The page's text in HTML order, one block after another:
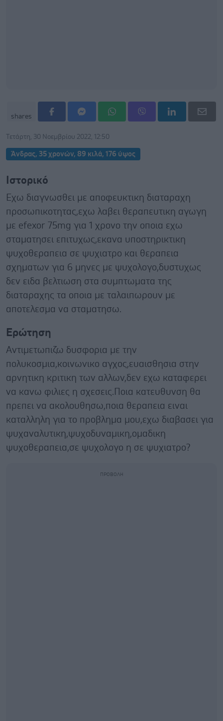
shares
Τετάρτη, 30 Νοεμβρίου 2022, 12:50
Άνδρας, 35 χρονών, 89 κιλά, 176 ύψος
Ιστορικό
Εχω διαγνωσθει με αποφευκτικη διαταραχη
προσωπικοτητας,εχω λαβει θεραπευτικη αγωγη
με efexor 75mg για 1 χρονο την οποια εχω
σταματησει επιτυχως,εκανα υποστηρικτικη
ψυχοθεραπεια σε ψυχιατρο και θεραπεια
σχηματων για 6 μηνες με ψυχολογο,δυστυχως
δεν ειδα βελτιωση στα συμπτωματα της
διαταραχης τα οποια με ταλαιπωρουν με
αποτελεσμα να σταματησω.
Ερώτηση
Αντιμετωπιζω δυσφορια με την
πολυκοσμια,κοινωνικο αγχος,ευαισθησια στην
αρνητικη κριτικη των αλλων,δεν εχω καταφερει
να κανω φιλιες η σχεσεις.Ποια κατευθυνση θα
πρεπει να ακολουθησω,ποια θεραπεια ειναι
καταλληλη για το προβλημα μου,εχω διαβασει για
ψυχαναλυτικη,ψυχοδυναμικη,ομαδικη
ψυχοθεραπεια,σε ψυχολογο η σε ψυχιατρο?